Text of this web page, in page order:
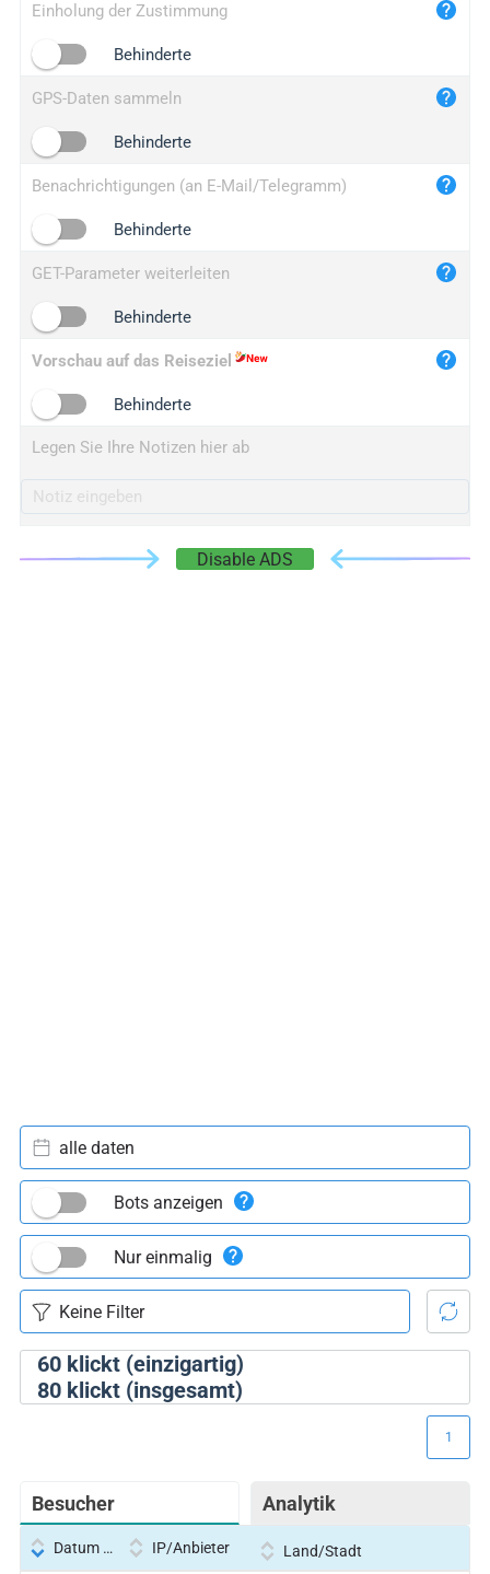
yip.su
iplogger.info
Einholung der Zustimmung
Behinderte
GPS-Daten sammeln
Behinderte
Benachrichtigungen (an E-Mail/Telegramm)
Behinderte
GET-Parameter weiterleiten
Behinderte
Vorschau auf das Reiseziel
Behinderte
Legen Sie Ihre Notizen hier ab
Disable ADS
60klickt (einzigartig)
80klickt (insgesamt)
alle daten
Bots anzeigen
Nur einmalig
Besucher Analytik
1
Datum und Uhrzeit IP/Anbieter Land/Stadt